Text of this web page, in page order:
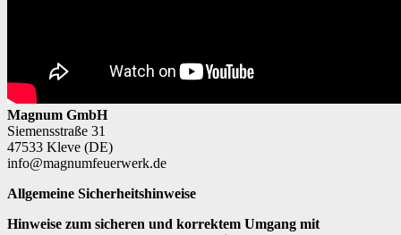
Magnum GmbH
Siemensstraße 31
47533 Kleve (DE)
info@magnumfeuerwerk.de
Allgemeine Sicherheitshinweise
Hinweise zum sicheren und korrektem Umgang mit